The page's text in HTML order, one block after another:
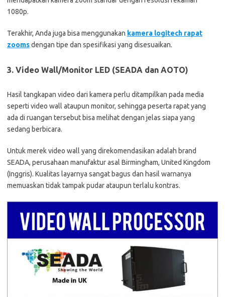
1080p.
Terakhir, Anda juga bisa menggunakan kamera logitech rapat
zoomsdengan tipe dan spesifikasi yang disesuaikan.
3. Video Wall/Monitor LED (SEADA dan AOTO)
Hasil tangkapan video dari kamera perlu ditampilkan pada media
seperti video wall ataupun monitor, sehingga peserta rapat yang
ada di ruangan tersebut bisa melihat dengan jelas siapa yang
sedang berbicara.
Untuk merek video wall yang direkomendasikan adalah brand
SEADA, perusahaan manufaktur asal Birmingham, United Kingdom
(Inggris). Kualitas layarnya sangat bagus dan hasil warnanya
memuaskan tidak tampak pudar ataupun terlalu kontras.